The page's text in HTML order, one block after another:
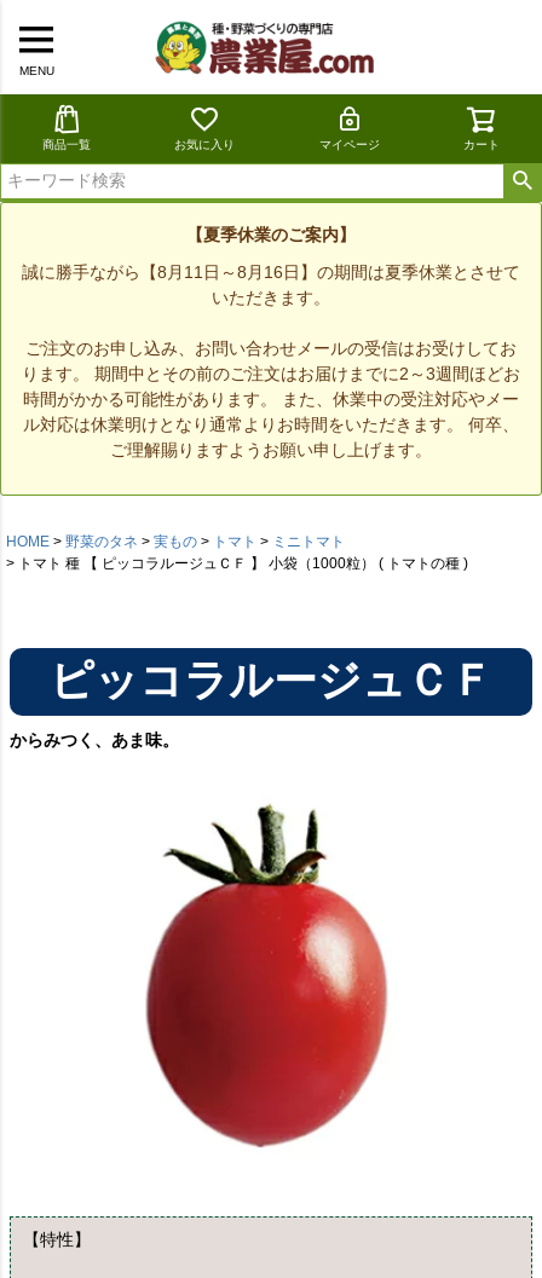
MENU
商品一覧 お気に入り マイページ カート
【夏季休業のご案内】
誠に勝手ながら【8月11日～8月16日】の期間は夏季休業とさせて
いただきます。
ご注文のお申し込み、お問い合わせメールの受信はお受けしてお
ります。 期間中とその前のご注文はお届けまでに2～3週間ほどお
時間がかかる可能性があります。 また、休業中の受注対応やメー
ル対応は休業明けとなり通常よりお時間をいただきます。 何卒、
ご理解賜りますようお願い申し上げます。
HOME 野菜のタネ 実もの トマト
ミニトマト
トマト 種 【 ピッコラルージュＣＦ 】 小袋（1000粒） ( トマトの種 )
ピッコラルージュＣＦ
からみつく、あま味。
【特性】